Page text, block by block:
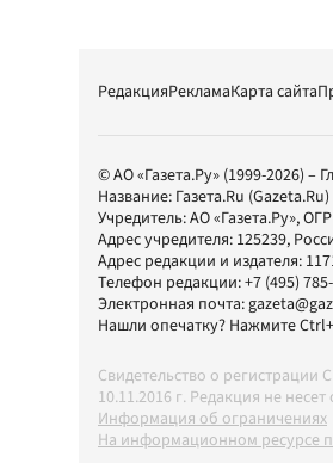
РедакцияРекламаКарта сайта
© АО «Газета.Ру» (1999-2026) –
Название: Газета.Ru (Gazeta.Ru)
Учредитель:АО «Газета.Ру»,
Адрес учредителя: 125239,
Адрес редакции и издателя:
Телефон редакции:+7 (495)
Электронная почта:
Нашли опечатку? Нажмите
Свидетельство о
10.11.2016 г. Редакция не
Информация об ограничениях
На информационном ресурсе